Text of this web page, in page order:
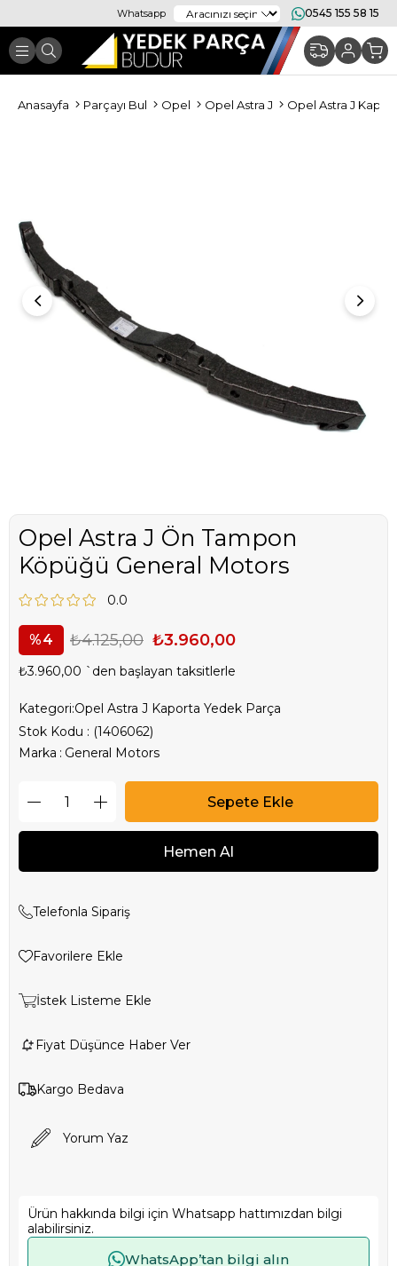
Whatsapp 0545 155 58 15
Anasayfa Parçayı Bul Opel Opel Astra J Opel Astra J
Opel Astra J Ön Tampon
Köpüğü General Motors
0.0
4 ₺4.125,00 ₺3.960,00
₺3.960,00 `den başlayan taksitlerle
Kategori:Opel Astra J Kaporta Yedek Parça
Stok Kodu
(1406062)
Marka : General Motors
Telefonla Sipariş
Favorilere Ekle
İstek Listeme Ekle
Fiyat Düşünce Haber Ver
Kargo Bedava
Yorum Yaz
Ürün hakkında bilgi için Whatsapp hattımızdan bilgi
alabilirsiniz.
WhatsApp’tan bilgi alın